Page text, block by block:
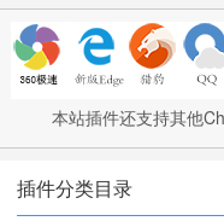
本站插件还支持其他
插件分类目录